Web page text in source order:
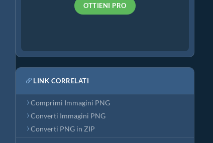
OTTIENI PRO
LINK CORRELATI
Comprimi Immagini PNG
Converti Immagini PNG
Converti PNG in ZIP